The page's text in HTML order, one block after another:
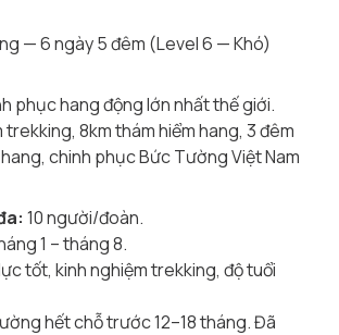
— 6 ngày 5 đêm (Level 6 — Khó)
phục hang động lớn nhất thế giới.
trekking, 8km thám hiểm hang, 3 đêm
chinh phục Bức Tường Việt Nam
10 người/đoàn.
1 – tháng 8.
tốt, kinh nghiệm trekking, độ tuổi
hết chỗ trước 12–18 tháng. Đã